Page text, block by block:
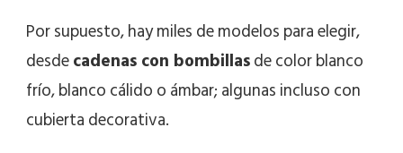
Por supuesto, hay miles de modelos para elegir,
desdecadenas con bombillasde color blanco
frío, blanco cálido o ámbar; algunas incluso con
cubierta decorativa.